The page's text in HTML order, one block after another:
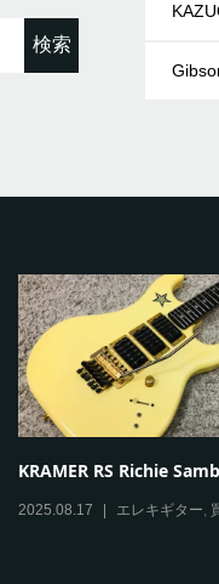
VOX mini5 Rhythm ヴォ
ングアン...